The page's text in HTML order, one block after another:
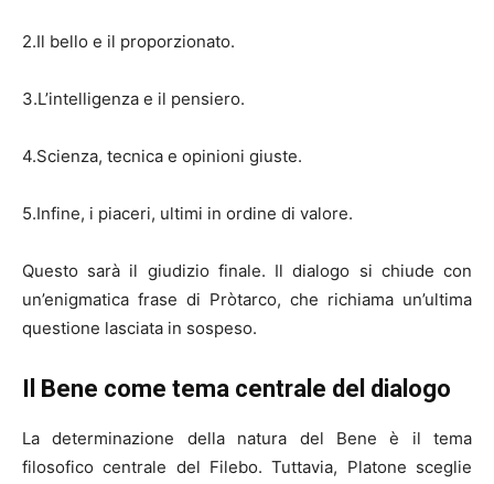
2.Il bello e il proporzionato.
3.L’intelligenza e il pensiero.
4.Scienza, tecnica e opinioni giuste.
5.Infine, i piaceri, ultimi in ordine di valore.
Questo sarà il giudizio finale. Il dialogo si chiude con
un’enigmatica frase di Pròtarco, che richiama un’ultima
questione lasciata in sospeso.
Il Bene come tema centrale del dialogo
La determinazione della natura del Bene è il tema
filosofico centrale del Filebo. Tuttavia, Platone sceglie